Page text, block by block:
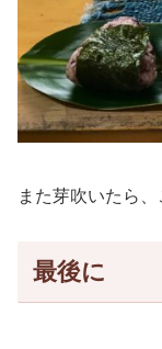
また芽吹いたら
最後に